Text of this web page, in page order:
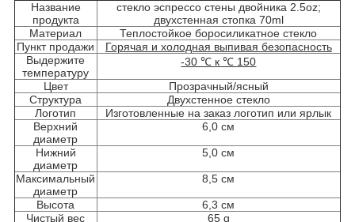
Название
продукта
стекло эспрессо стены двойника 2.5oz;
двухстенная стопка 70ml
Материал
Теплостойкое боросиликатное стекло
Пункт продажи
Горячая и холодная выпивая безопасность
Выдержите
температуру
-30 ℃ к ℃ 150
Цвет
Прозрачный/ясный
Структура
Двухстенное стекло
Логотип
Изготовленные на заказ логотип или ярлык
Верхний
диаметр
6,0 см
Нижний
диаметр
5,0 см
Максимальный
диаметр
8,5 см
Высота
6,3 см
Чистый вес
65 g